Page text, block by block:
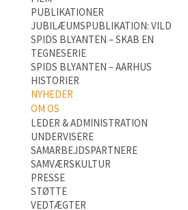
PUBLIKATIONER
JUBILÆUMSPUBLIKATION: VILD
SPIDS BLYANTEN – SKAB EN
TEGNESERIE
SPIDS BLYANTEN – AARHUS
HISTORIER
NYHEDER
OM OS
LEDER & ADMINISTRATION
UNDERVISERE
SAMARBEJDSPARTNERE
SAMVÆRSKULTUR
PRESSE
STØTTE
VEDTÆGTER